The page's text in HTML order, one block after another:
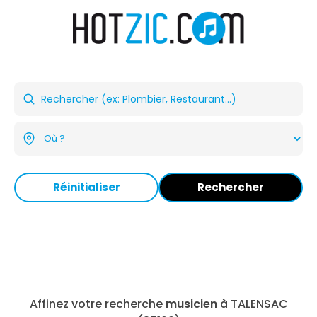
Réinitialiser Rechercher
Affinez votre recherche musicienà TALENSAC